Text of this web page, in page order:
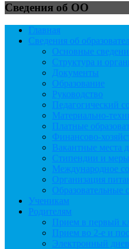
Сведения об ОО
Главная
Сведения об
Основные
Структура и
Документы
Образование
Руководство
Педагогический
Материально-
Платные
Финансово-
Вакантные места
Стипендии и
Международное
Организация
Образовательные
Ученикам
Родителям
Прием в первый
Прием во 2-е и
Электронный